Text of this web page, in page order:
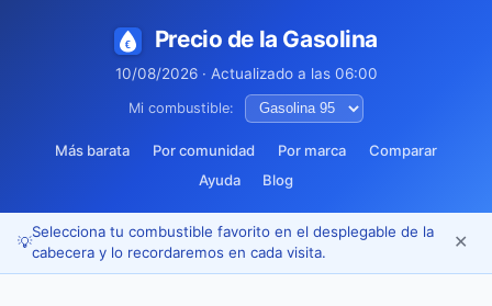
Precio de la Gasolina
10/08/2026 · Actualizado a las 06:00
Mi combustible:
Más barata Por comunidad Por marca
Comparar
Ayuda
Blog
💡
Selecciona tu combustible favorito en el desplegable de la
cabecera y lo recordaremos en cada visita.
✕